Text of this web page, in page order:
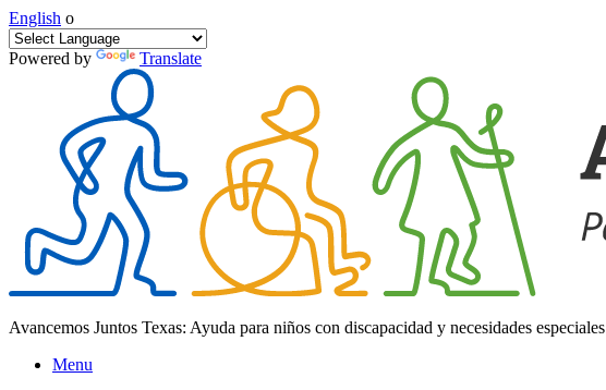
English o
Powered by Translate
Avancemos Juntos Texas: Ayuda para niños con discapacidad y necesidades especiales
Menu